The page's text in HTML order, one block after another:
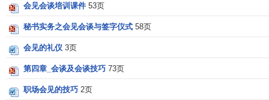
他的问题。不过应当注意，第一次会见的时间通常很短，一
般为30分钟左右。
（三）会见与会谈的场所。
接待来访的客人时，
座。会见应该在专门为此目的而设置的地方进行或小型会议
会见会谈培训课件 53页
秘书实务之会见会谈与签字仪式 58页
会见的礼仪 3页
第四章_会谈及会谈技巧 73页
职场会见的技巧 2页